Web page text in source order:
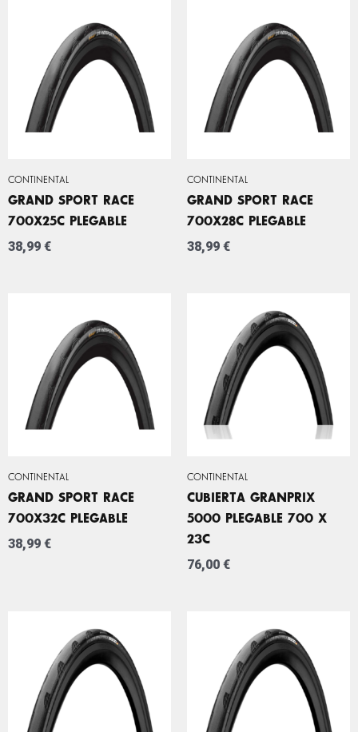
CONTINENTAL
GRAND SPORT RACE
700X25C PLEGABLE
38,99 €
CONTINENTAL
GRAND SPORT RACE
700X28C PLEGABLE
38,99 €
CONTINENTAL
GRAND SPORT RACE
700X32C PLEGABLE
38,99 €
CONTINENTAL
CUBIERTA GRANPRIX
5000 PLEGABLE 700 X
23C
76,00 €